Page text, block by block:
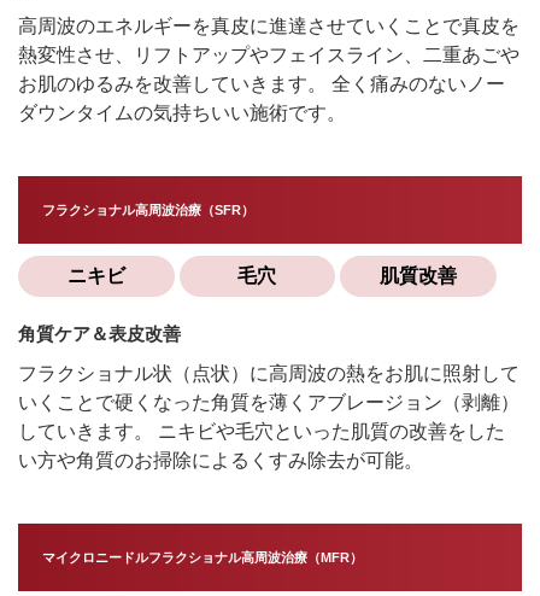
高周波のエネルギーを真皮に進達させていくことで真皮を
熱変性させ、リフトアップやフェイスライン、二重あごや
お肌のゆるみを改善していきます。 全く痛みのないノー
ダウンタイムの気持ちいい施術です。
フラクショナル高周波治療（SFR）
ニキビ 毛穴 肌質改善
角質ケア＆表皮改善
フラクショナル状（点状）に高周波の熱をお肌に照射して
いくことで硬くなった角質を薄くアブレージョン（剥離）
していきます。 ニキビや毛穴といった肌質の改善をした
い方や角質のお掃除によるくすみ除去が可能。
マイクロニードルフラクショナル高周波治療（MFR）